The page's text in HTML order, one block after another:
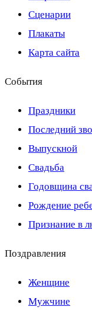
Сценарии
Плакаты
Карта сайта
События
Праздники
Последний
Выпускной
Свадьба
Годовщина
Рождение
Признание в
Поздравления
Женщине
Мужчине